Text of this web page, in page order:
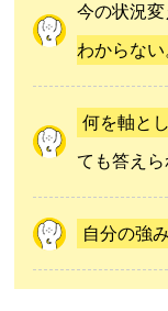
今の状況変
わからない
何を軸と
ても答えら
自分の強み